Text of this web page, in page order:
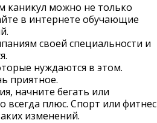
каникул можно не только
в интернете обучающие
своей специальности и
нуждаются в этом.
приятное.
начните бегать или
всегда плюс. Спорт или фитнес
изменений.